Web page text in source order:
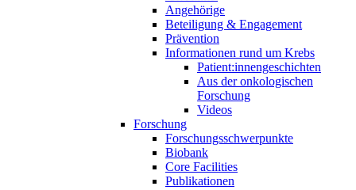
Angehörige
Beteiligung & Engagement
Prävention
Informationen rund um Krebs
Patient:innengeschichten
Aus der onkologischen
Forschung
Videos
Forschung
Forschungsschwerpunkte
Biobank
Core Facilities
Publikationen